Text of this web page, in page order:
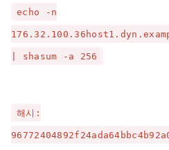
echo -n
| shasum -a 256
해시: